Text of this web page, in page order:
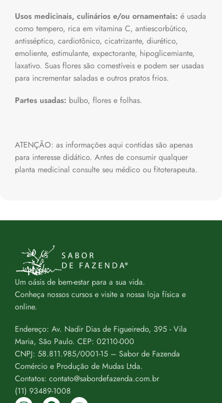
Usos medicinais, culinários e/ou ornamentais: é usada
como tempero, rica em vitamina C, antiescorbútico,
antisséptico, cardiotônico, cicatrizante, diurético,
emoliente, estimulante, expectorante, hipoglicemiante,
laxativo. Suas flores são comestíveis e podem ser usadas
para incrementar saladas e outros pratos frios.
Partes usadas: bulbo, flores e folhas.
ATENÇÃO: as informações aqui contidas são apenas
para interesse didático. Antes de consumir qualquer
planta medicinal consulte seu médico ou fitoterapeuta.
Um oásis de bem-estar para a sua vida.
Conheça nossos cursos e visite a nossa loja física e
online.
Endereço: Av. Nadir Dias de Figueiredo, 395 - Vila
Maria, São Paulo. CEP: 02110-000
CNPJ: 58.811.985/0001-15 – Sabor de Fazenda
Comércio e Produção de Mudas Ltda.
Contatos: contato@sabordefazenda.com.br
(11) 93489-1008